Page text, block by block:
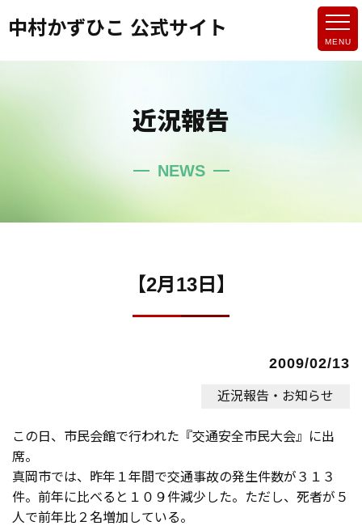
中村かずひこ 公式サイト
近況報告
NEWS
【2月13日】
2009/02/13
近況報告・お知らせ
この日、市民会館で行われた『交通安全市民大会』に出
席。
真岡市では、昨年１年間で交通事故の発生件数が３１３
件。前年に比べると１０９件減少した。ただし、死者が５
人で前年比２名増加している。